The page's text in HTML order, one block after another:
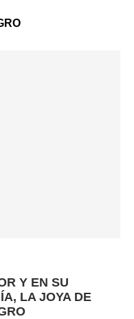
Y EN SU
LA JOYA DE